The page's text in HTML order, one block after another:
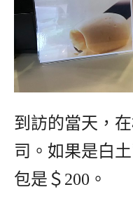
到訪的當天，
司。如果是白
包是＄200。